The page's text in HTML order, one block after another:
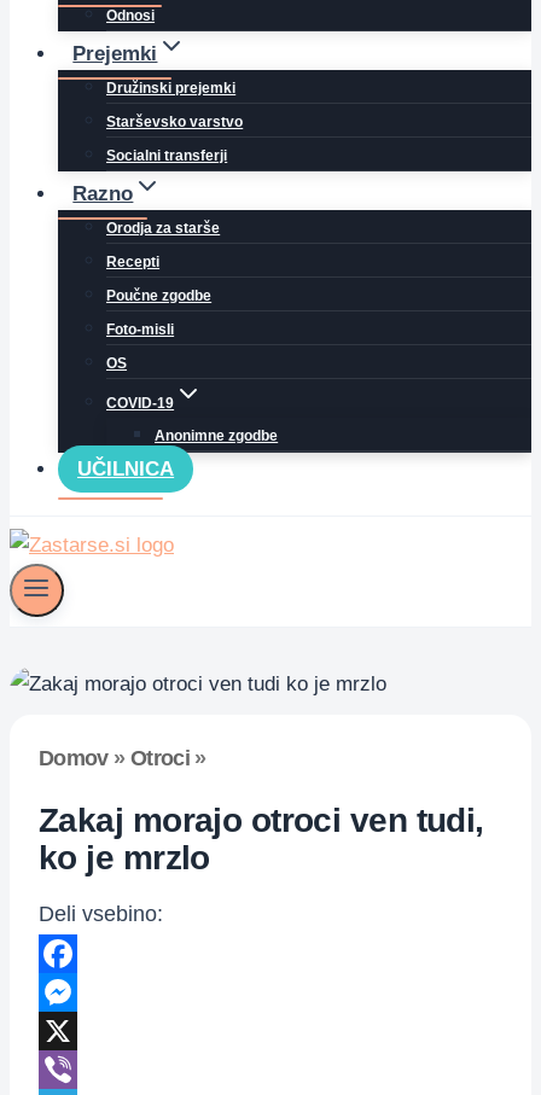
Odnosi
Prejemki
Družinski prejemki
Starševsko varstvo
Socialni transferji
Razno
Orodja za starše
Recepti
Poučne zgodbe
Foto-misli
OS
COVID-19
Anonimne zgodbe
UČILNICA
Domov» Otroci »
Zakaj morajo otroci ven tudi,
ko je mrzlo
Deli vsebino:
Facebook
Messenger
X